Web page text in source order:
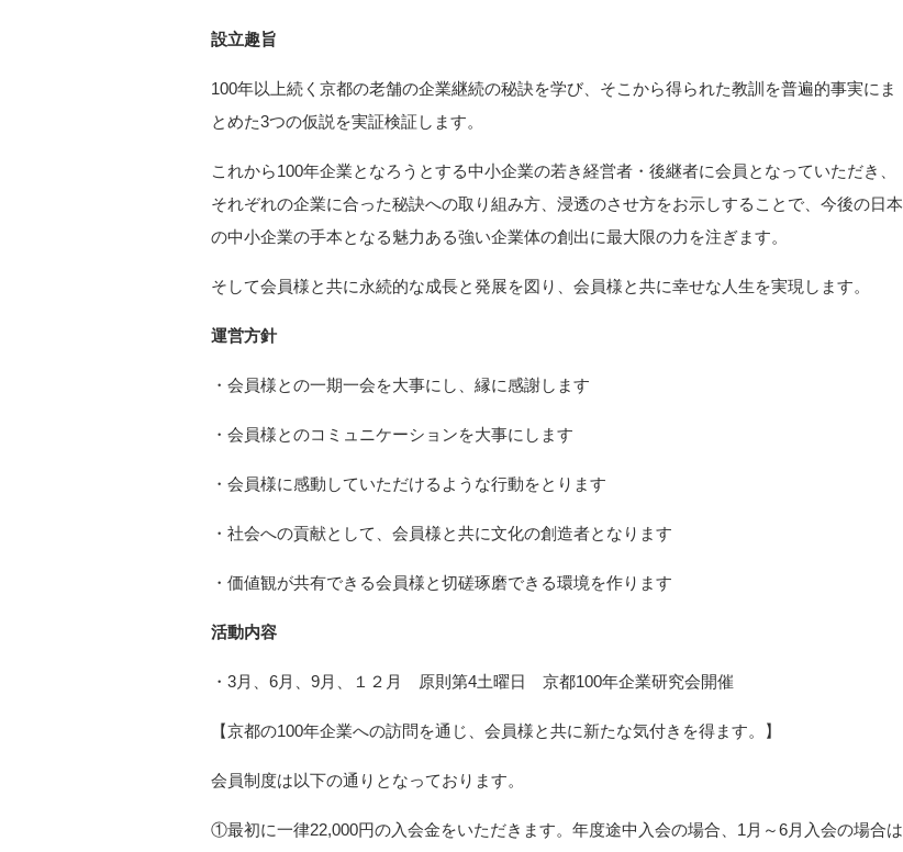
設立趣旨
100年以上続く京都の老舗の企業継続の秘訣を学び、そこから得られた教訓を普遍的事実にま
とめた3つの仮説を実証検証します。
これから100年企業となろうとする中小企業の若き経営者・後継者に会員となっていただき、
それぞれの企業に合った秘訣への取り組み方、浸透のさせ方をお示しすることで、今後の日本
の中小企業の手本となる魅力ある強い企業体の創出に最大限の力を注ぎます。
そして会員様と共に永続的な成長と発展を図り、会員様と共に幸せな人生を実現します。
運営方針
・会員様との一期一会を大事にし、縁に感謝します
・会員様とのコミュニケーションを大事にします
・会員様に感動していただけるような行動をとります
・社会への貢献として、会員様と共に文化の創造者となります
・価値観が共有できる会員様と切磋琢磨できる環境を作ります
活動内容
・3月、6月、9月、１２月 原則第4土曜日 京都100年企業研究会開催
【京都の100年企業への訪問を通じ、会員様と共に新たな気付きを得ます。】
会員制度は以下の通りとなっております。
①最初に一律22,000円の入会金をいただきます。年度途中入会の場合、1月～6月入会の場合は